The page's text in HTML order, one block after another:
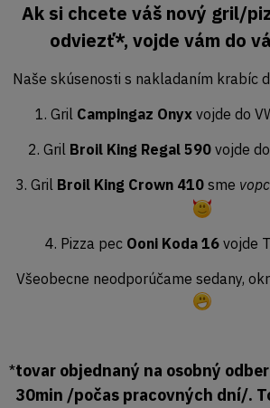
Ak si chcete váš nový gril/
odviezť*, vojde vám do
Naše skúsenosti s nakladaním krabíc
1. Gril Campingaz Onyx vojde do
2. Gril Broil King Regal 590vojde
3. Gril Broil King Crown 410 sme
4. Pizza pec Ooni Koda 16 vojde
Všeobecne neodporúčame sedany,
*tovar objednaný na osobný
30min /počas pracovných dní/.